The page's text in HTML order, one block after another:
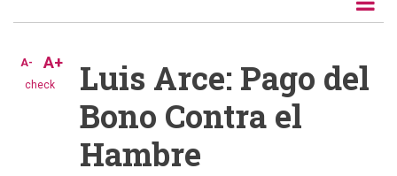
check
A- A+
Luis Arce: Pago del
Bono Contra el
Hambre